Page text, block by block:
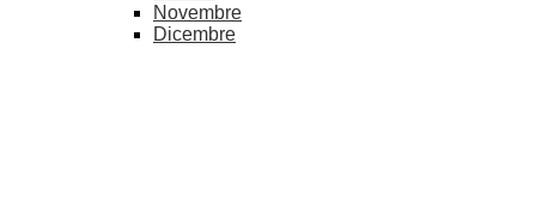
Novembre
Dicembre